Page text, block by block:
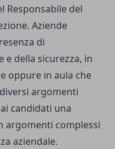
Responsabile del
Aziende
di
della sicurezza, in
oppure in aula che
argomenti
candidati una
argomenti complessi
aziendale.